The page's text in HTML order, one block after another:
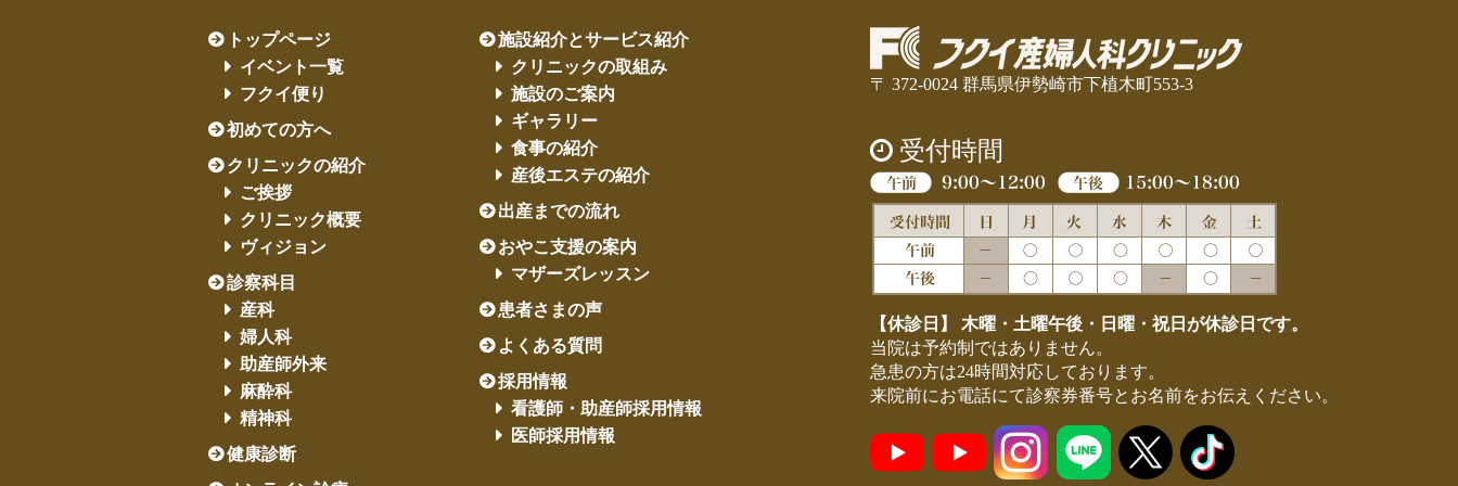
トップページ
イベント一覧
フクイ便り
初めての方へ
クリニックの紹介
ご挨拶
クリニック概要
ヴィジョン
診察科目
産科
婦人科
助産師外来
麻酔科
精神科
健康診断
施設紹介とサービス紹介
クリニックの取組み
施設のご案内
ギャラリー
食事の紹介
産後エステの紹介
出産までの流れ
おやこ支援の案内
マザーズレッスン
患者さまの声
よくある質問
採用情報
看護師・助産師採用情報
医師採用情報
〒 372-0024 群馬県伊勢崎市下植木町553-3
受付時間
【休診日】 木曜・土曜午後・日曜・祝日が休診日です。
当院は予約制ではありません。
急患の方は24時間対応しております。
来院前にお電話にて診察券番号とお名前をお伝えください。